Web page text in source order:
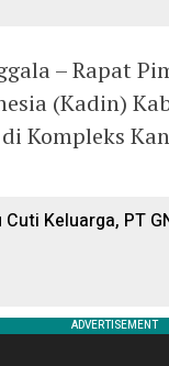
– Rapat
(Kadin)
Kompleks
Keluarga, PT